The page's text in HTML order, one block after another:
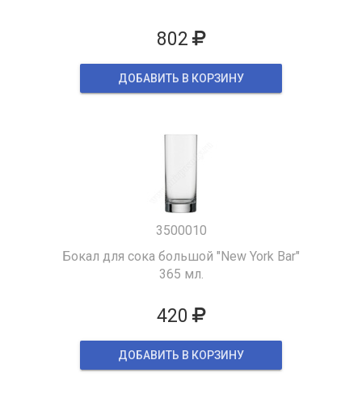
802
ДОБАВИТЬ В КОРЗИНУ
3500010
Бокал для сока большой "New York Bar"
365 мл.
420
ДОБАВИТЬ В КОРЗИНУ